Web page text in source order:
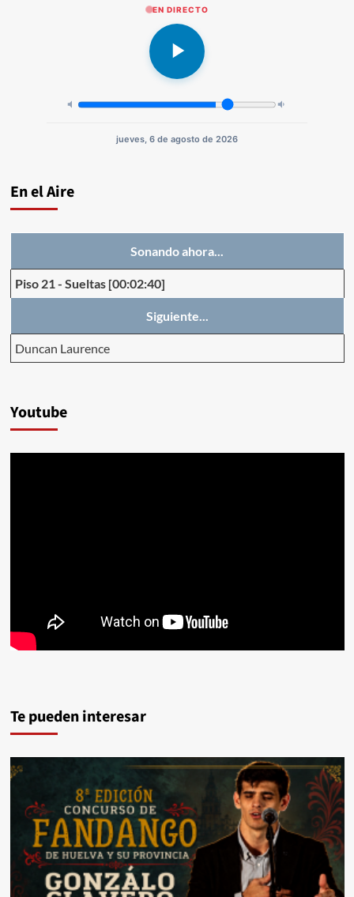
EN DIRECTO
jueves, 6 de agosto de 2026
En el Aire
Sonando ahora...
Piso 21 - Sueltas [00:02:40]
Siguiente...
Duncan Laurence
Youtube
Te pueden interesar